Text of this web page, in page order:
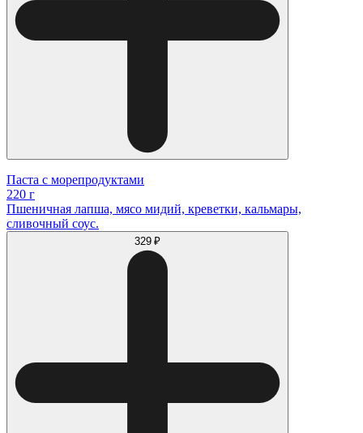
Паста с морепродуктами
220 г
Пшеничная лапша, мясо мидий, креветки, кальмары,
сливочный соус.
329 ₽